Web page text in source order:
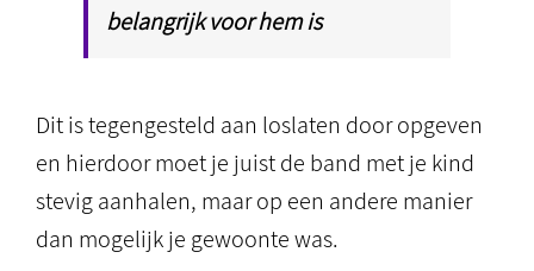
belangrijk voor hem is
Dit is tegengesteld aan loslaten door opgeven
en hierdoor moet je juist de band met je kind
stevig aanhalen, maar op een andere manier
dan mogelijk je gewoonte was.